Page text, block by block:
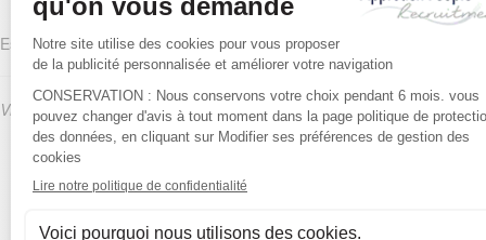
Espagne
Visitez notre site